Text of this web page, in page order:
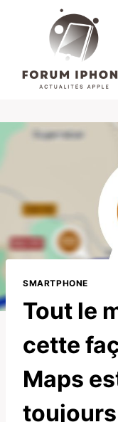
SMARTPHONE
Tout le
cette
Maps